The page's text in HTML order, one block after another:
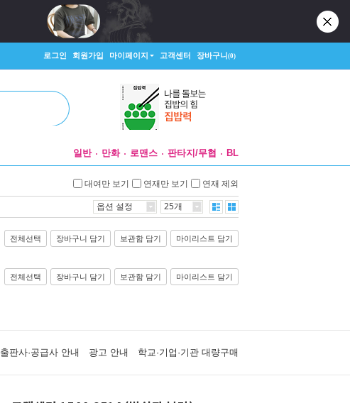
로그인 회원가입 마이페이지 고객센터 장바구니(0)
일반 만화 로맨스 판타지/무협 BL
대여만 보기 연재만 보기 연재 제외
옵션 설정 25개
전체선택 장바구니 담기 보관함 담기 마이리스트 담기
전체선택 장바구니 담기 보관함 담기 마이리스트 담기
출판사·공급사 안내 광고 안내 학교·기업·기관 대량구매